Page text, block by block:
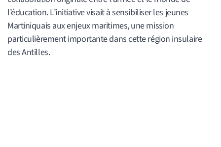
l’éducation. L’initiative visait à sensibiliser les jeunes
Martiniquais aux enjeux maritimes, une mission
particulièrement importante dans cette région insulaire
des Antilles.